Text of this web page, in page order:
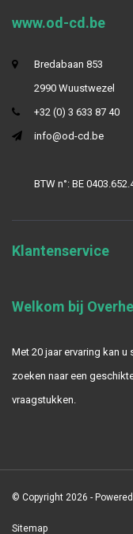
www.od-cd.be
Bredabaan 853
2990 Wuustwezel
+32 (0) 3 633 87 40
info@od-cd.be
BTW n°: BE
Klantenservice
Welkom bij
Met 20 jaar ervaring kan
zoeken naar een
vraagstukken.
© Copyright 2026 -
Sitemap